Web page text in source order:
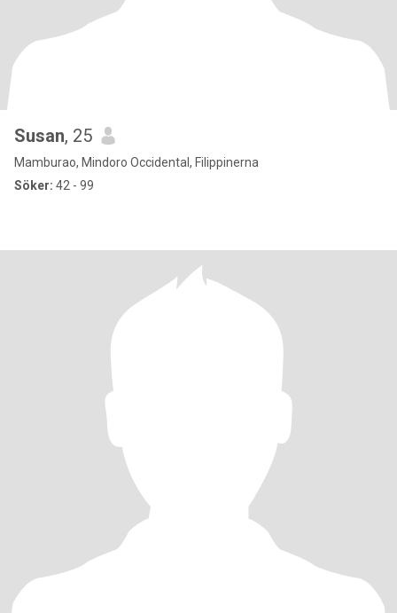
Susan, 25
Mamburao, Mindoro Occidental, Filippinerna
Söker: 42 - 99